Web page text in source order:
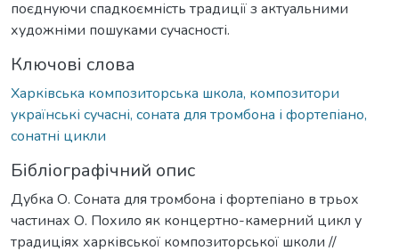
поєднуючи спадкоємність традиції з актуальними
художніми пошуками сучасності.
Ключові слова
Харківська композиторська школа, композитори
українські сучасні, соната для тромбона і фортепіано,
сонатні цикли
Бібліографічний опис
Дубка О. Соната для тромбона і фортепіано в трьох
частинах О. Похило як концертно-камерний цикл у
традиціях харківської композиторської школи //